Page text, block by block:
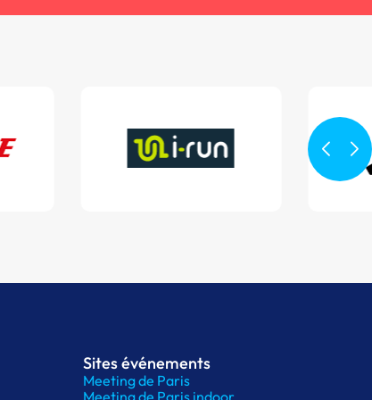
Sites événements
Meeting de Paris